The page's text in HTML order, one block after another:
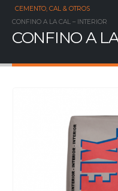
CEMENTO, CAL & OTROS
CONFINO A LA CAL – INTERIOR
CONFINO A